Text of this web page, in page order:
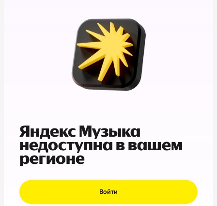
Яндекс Музыка
недоступна в вашем
регионе
Войти